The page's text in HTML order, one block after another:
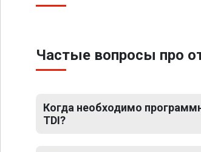
Частые вопросы про
Когда необходимо
TDI?